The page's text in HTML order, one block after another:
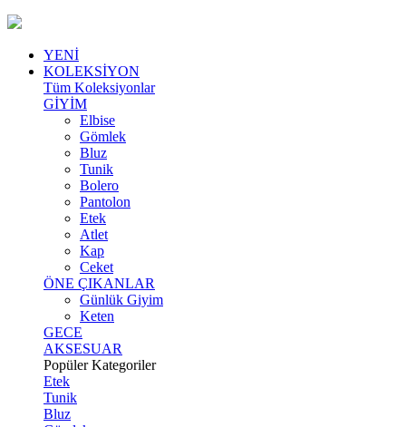
YENİ
KOLEKSİYON
Tüm Koleksiyonlar
GİYİM
Elbise
Gömlek
Bluz
Tunik
Bolero
Pantolon
Etek
Atlet
Kap
Ceket
ÖNE ÇIKANLAR
Günlük Giyim
Keten
GECE
AKSESUAR
Popüler Kategoriler
Etek
Tunik
Bluz